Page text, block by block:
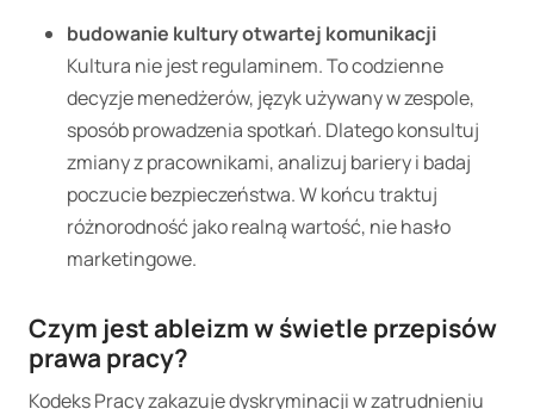
budowanie kultury otwartej komunikacji
Kultura nie jest regulaminem. To codzienne
decyzje menedżerów, język używany w zespole,
sposób prowadzenia spotkań. Dlatego konsultuj
zmiany z pracownikami, analizuj bariery i badaj
poczucie bezpieczeństwa. W końcu traktuj
różnorodność jako realną wartość, nie hasło
marketingowe.
Czym jest ableizm w świetle przepisów
prawa pracy?
Kodeks Pracy zakazuje dyskryminacji w zatrudnieniu